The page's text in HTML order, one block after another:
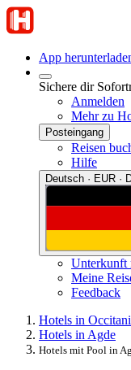
App
Sichere dir
Anmelden
Mehr zu
Posteingang
Reisen
Hilfe
Deutsch · EUR ·
Unterkunft
Meine
Feedback
Hotels in
Hotels in Agde
Hotels mit Pool in